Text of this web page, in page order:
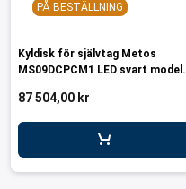
PÅ BESTÄLLNING
Kyldisk för självtag Metos
MS09DCPCM1 LED svart modell
87 504,00 kr